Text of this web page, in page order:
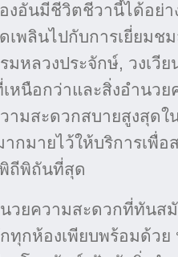
งอันมีชีวิตชีวานี้ได้อย่
เพลินไปกับการเยี่ยม
รมหลวงประจักษ์, วงเ
เหนือกว่าและสิ่งอำนว
ามสะดวกสบายสูงสุดใ
กมายไว้ให้บริการเพื่
ถีพิถันที่สุด
วยความสะดวกที่ทันส
ทุกห้องเพียบพร้อมด้วย